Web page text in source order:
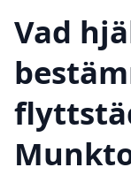
Vad